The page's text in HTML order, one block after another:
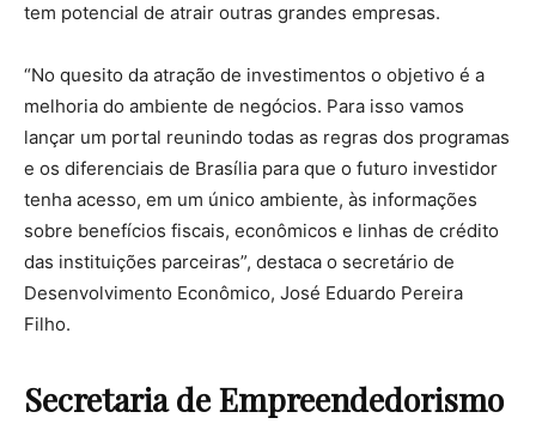
tem potencial de atrair outras grandes empresas.
“No quesito da atração de investimentos o objetivo é a
melhoria do ambiente de negócios. Para isso vamos
lançar um portal reunindo todas as regras dos programas
e os diferenciais de Brasília para que o futuro investidor
tenha acesso, em um único ambiente, às informações
sobre benefícios fiscais, econômicos e linhas de crédito
das instituições parceiras”, destaca o secretário de
Desenvolvimento Econômico, José Eduardo Pereira
Filho.
Secretaria de Empreendedorismo